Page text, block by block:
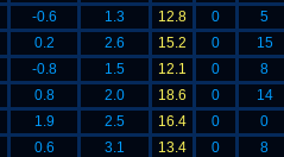
-0.6 1.3 12.8 0
5
0.2 2.6 15.2 0
15
-0.8 1.5 12.1 0
8
0.8 2.0 18.6 0
14
1.9 2.5 16.4 0
0
0.6 3.1 13.4 0
8